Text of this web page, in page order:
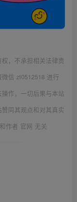
，不承担相关法律责
信 zt0512518 进行
作，一切后果与本站
同其观点和对其真实
作者 官网 无关